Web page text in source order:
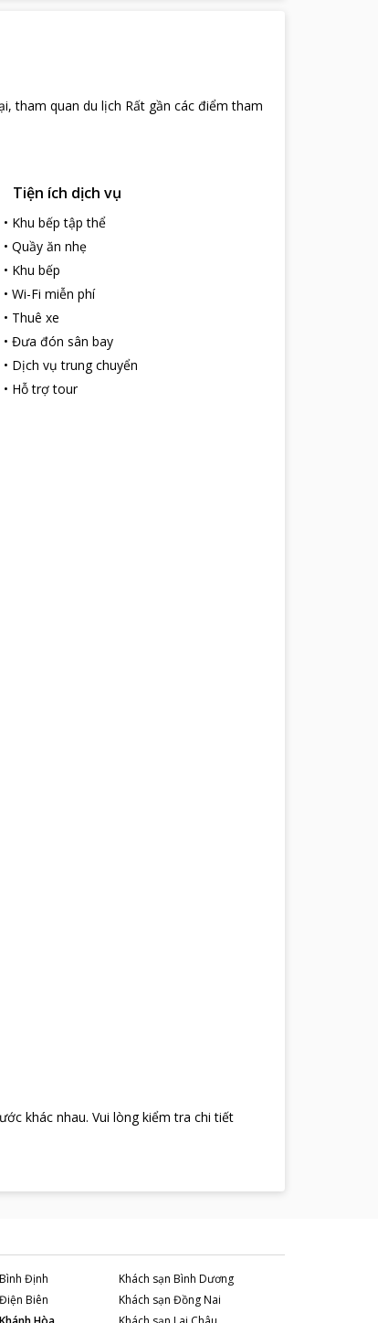
tham quan du lịch Rất gần các điểm tham
Tiện ích dịch vụ
• Khu bếp tập thể
• Quầy ăn nhẹ
• Khu bếp
• Wi-Fi miễn phí
• Thuê xe
• Đưa đón sân bay
• Dịch vụ trung chuyển
• Hỗ trợ tour
khác nhau. Vui lòng kiểm tra chi tiết
Bình Định Khách sạn Bình Dương
Điện Biên Khách sạn Đồng Nai